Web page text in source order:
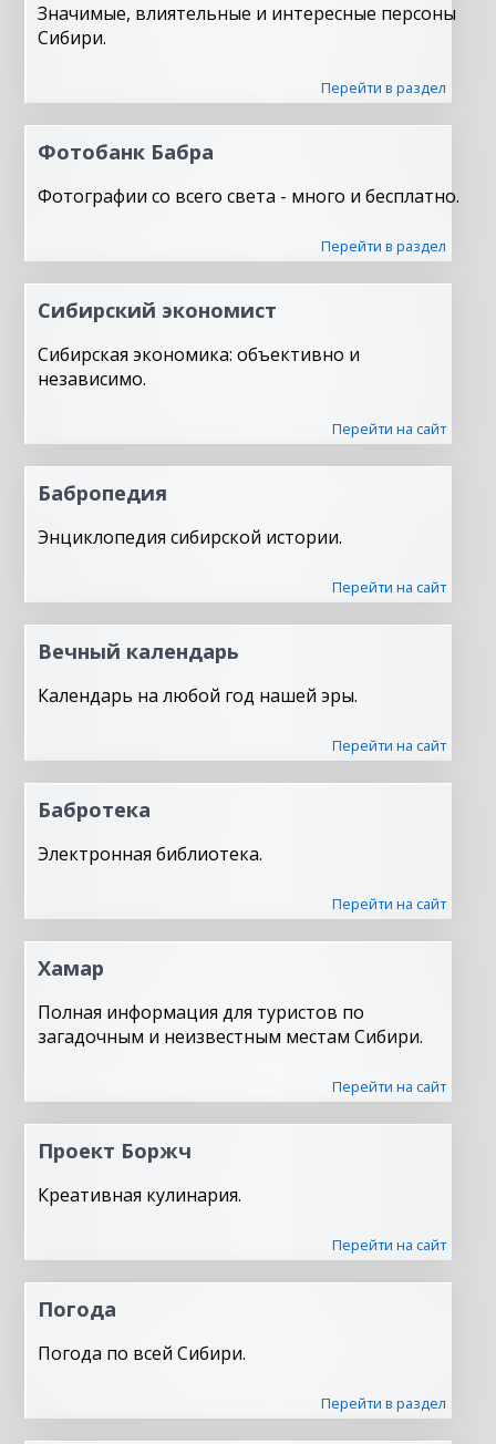
Значимые, влиятельные и интересные персоны
Сибири.
Перейти в раздел
Фотобанк Бабра
Фотографии со всего света - много и бесплатно.
Перейти в раздел
Сибирский экономист
Сибирская экономика: объективно и
независимо.
Перейти на сайт
Бабропедия
Энциклопедия сибирской истории.
Перейти на сайт
Вечный календарь
Календарь на любой год нашей эры.
Перейти на сайт
Бабротека
Электронная библиотека.
Перейти на сайт
Хамар
Полная информация для туристов по
загадочным и неизвестным местам Сибири.
Перейти на сайт
Проект Боржч
Креативная кулинария.
Перейти на сайт
Погода
Погода по всей Сибири.
Перейти в раздел